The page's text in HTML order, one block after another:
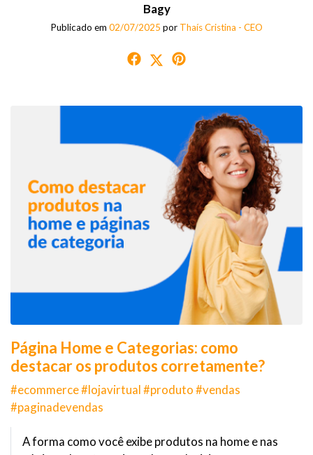
Bagy
Publicado em 02/07/2025 por Thaís Cristina - CEO
Página Home e Categorias: como
destacar os produtos corretamente?
#ecommerce #lojavirtual #produto #vendas
#paginadevendas
A forma como você exibe produtos na home e nas